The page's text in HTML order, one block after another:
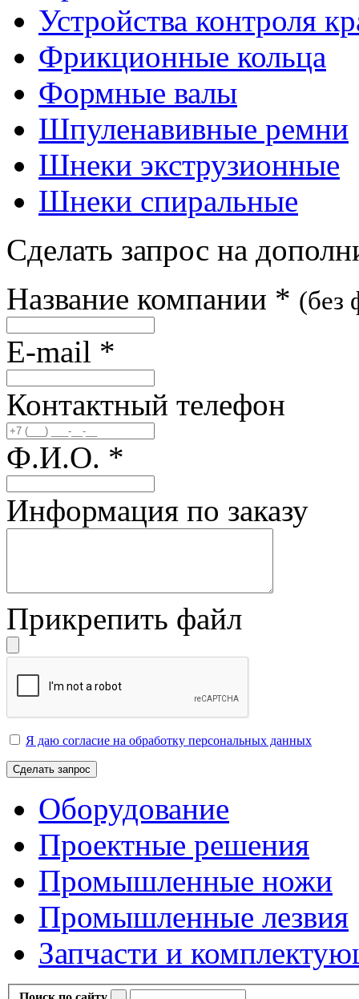
Устройства контроля
Фрикционные кольца
Формные валы
Шпуленавивные ремни
Шнеки экструзионные
Шнеки спиральные
Сделать запрос на
Название компании * (без
E-mail *
Контактный телефон
Ф.И.О. *
Информация по заказу
Прикрепить файл
Я даю согласие на обработку персональных данных
Сделать запрос
Оборудование
Проектные решения
Промышленные ножи
Промышленные лезвия
Запчасти и